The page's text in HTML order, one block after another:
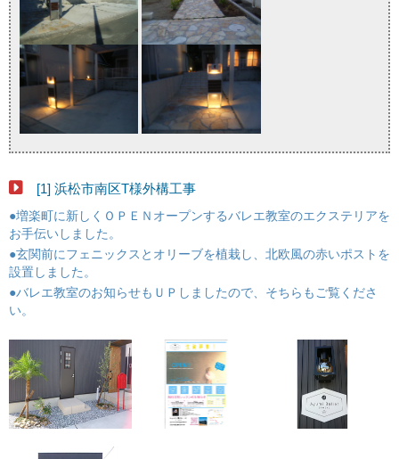
[1] 浜松市南区T様外構工事
●増楽町に新しくＯＰＥＮオープンするバレエ教室のエクステリアを
お手伝いしました。
●玄関前にフェニックスとオリーブを植栽し、北欧風の赤いポストを
設置しました。
●バレエ教室のお知らせもＵＰしましたので、そちらもご覧くださ
い。